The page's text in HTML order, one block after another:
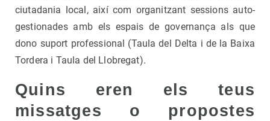
ciutadania local, així com organitzant sessions auto-
gestionades amb els espais de governança als que
dono suport professional (Taula del Delta i de la Baixa
Tordera i Taula del Llobregat).
Quins eren els teus
missatges o propostes